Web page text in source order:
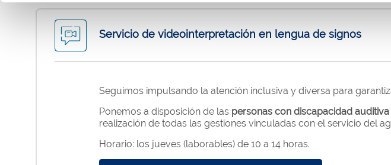
Servicio de videointerpretación en lengua de signos
Seguimos impulsando la atención inclusiva y diversa para
Ponemos a disposición de las personas con discapacidad auditiva
realización de todas las gestiones vinculadas con el servicio del
Horario: los jueves (laborables) de 10 a 14 horas.